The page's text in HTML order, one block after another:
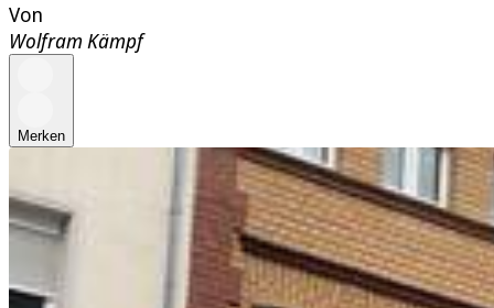
Von
Wolfram Kämpf
Merken